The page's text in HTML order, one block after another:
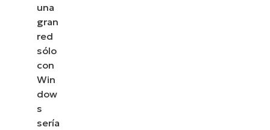
una
gran
red
sólo
con
Win
dow
s
sería